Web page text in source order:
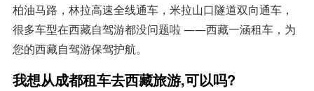
柏油马路，林拉高速全线通车，米拉山口隧道双向通车，
很多车型在西藏自驾游都没问题啦 ——西藏一涵租车，为
您的西藏自驾游保驾护航。
我想从成都租车去西藏旅游,可以吗?